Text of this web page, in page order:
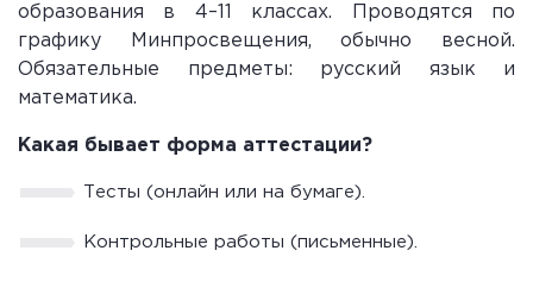
образования в 4–11 классах. Проводятся по
графику Минпросвещения, обычно весной.
Обязательные предметы: русский язык и
математика.
Какая бывает форма аттестации?
Тесты (онлайн или на бумаге).
Контрольные работы (письменные).